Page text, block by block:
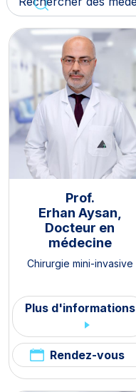
Prof.
Erhan Aysan,
Docteur en
médecine
Chirurgie mini-invasive
Plus d'informations
Rendez-vous